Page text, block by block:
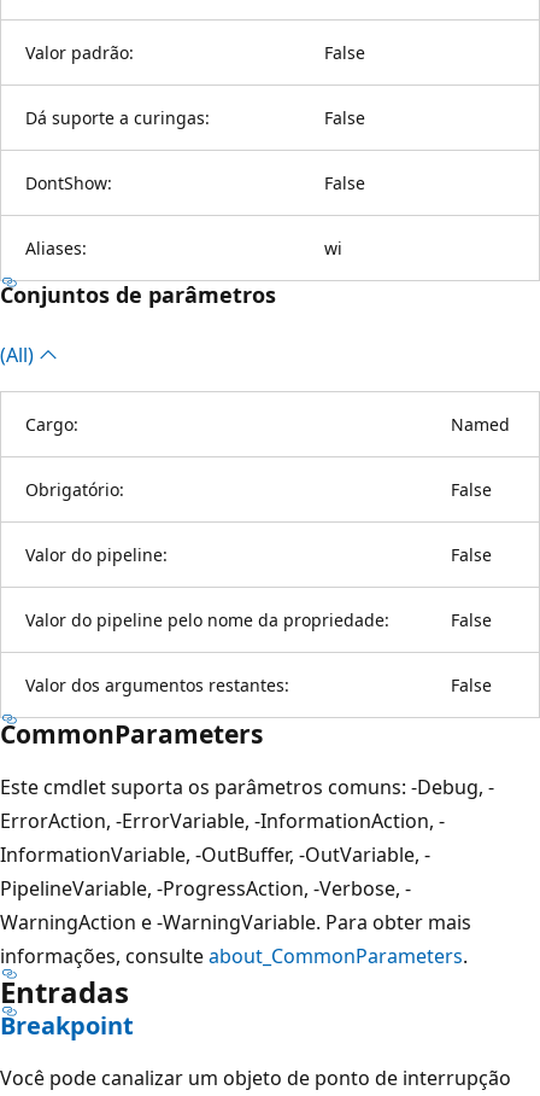
Valor padrão: False
Dá suporte a curingas: False
DontShow: False
Aliases: wi
Conjuntos de parâmetros
(All)
Cargo: Named
Obrigatório: False
Valor do pipeline: False
Valor do pipeline pelo nome da propriedade: False
Valor dos argumentos restantes: False
CommonParameters
Este cmdlet suporta os parâmetros comuns: -Debug, -
ErrorAction, -ErrorVariable, -InformationAction, -
InformationVariable, -OutBuffer, -OutVariable, -
PipelineVariable, -ProgressAction, -Verbose, -
WarningAction e -WarningVariable. Para obter mais
informações, consulteabout_CommonParameters.
Entradas
Breakpoint
Você pode canalizar um objeto de ponto de interrupção